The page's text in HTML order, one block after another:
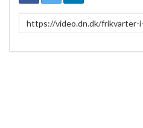
to